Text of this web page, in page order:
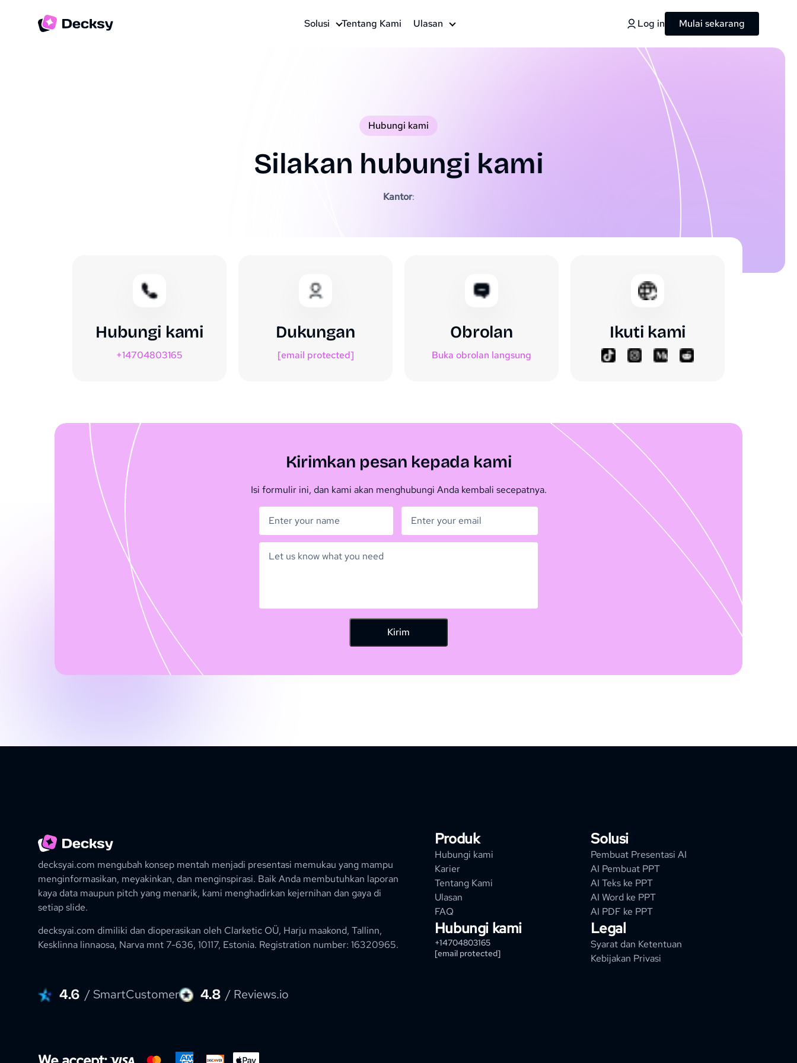
Solusi Tentang Kami Ulasan Log in Mulai sekarang
Hubungi kami
Silakan hubungi kami
Kantor:
Hubungi kami
+14704803165
Dukungan
[email protected]
Obrolan
Buka obrolan langsung
Ikuti kami
Kirimkan pesan kepada kami
Isi formulir ini, dan kami akan menghubungi Anda kembali secepatnya.
decksyai.com mengubah konsep mentah menjadi presentasi memukau yang mampu
menginformasikan, meyakinkan, dan menginspirasi. Baik Anda membutuhkan laporan
kaya data maupun pitch yang menarik, kami menghadirkan kejernihan dan gaya di
setiap slide.
decksyai.com dimiliki dan dioperasikan oleh Clarketic OÜ, Harju maakond, Tallinn,
Kesklinna linnaosa, Narva mnt 7-636, 10117, Estonia. Registration number: 16320965.
4.6 / SmartCustomer 4.8 / Reviews.io
Produk
Hubungi kami
Karier
Tentang Kami
Ulasan
FAQ
Solusi
Pembuat Presentasi AI
AI Pembuat PPT
AI Teks ke PPT
AI Word ke PPT
AI PDF ke PPT
Hubungi kami
+14704803165
[email protected]
Legal
Syarat dan Ketentuan
Kebijakan Privasi